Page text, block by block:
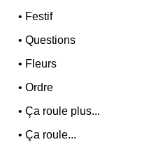
• Festif
•Questions
• Fleurs
•Ordre
•Ça roule plus...
•Ça roule...